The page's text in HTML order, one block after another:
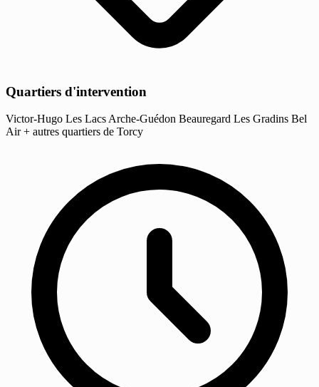
Quartiers d'intervention
Victor-Hugo Les LacsArche-Guédon Beauregard Les Gradins Bel
Air+ autres quartiers de Torcy